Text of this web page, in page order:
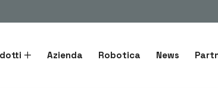
Azienda Robotica News